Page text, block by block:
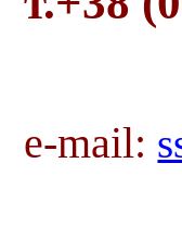
e-mail: